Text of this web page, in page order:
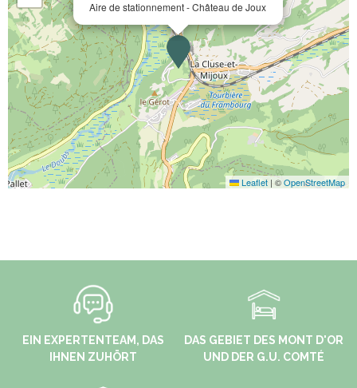
Aire de stationnement - Château de Joux
Leaflet | ©OpenStreetMap
EIN EXPERTENTEAM, DAS
IHNEN ZUHÖRT
DAS GEBIET DES MONT D'OR
UND DER G.U. COMTÉ